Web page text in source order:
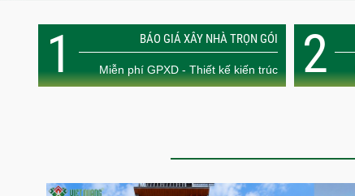
1 BÁO GIÁ XÂY NHÀ TRỌN GÓI
Miễn phí GPXD - Thiết kế kiến trúc 2